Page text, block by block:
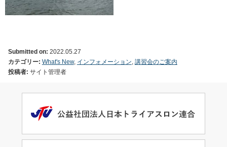
Submitted on: 2022.05.27
カテゴリー: What's New, インフォメーション 講習会のご案内
投稿者: サイト管理者